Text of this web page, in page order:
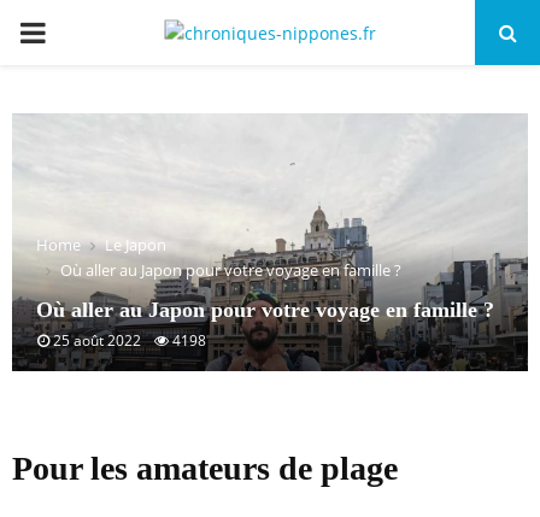
PRIMARY
Home
Le Japon
Où aller au Japon pour votre voyage en famille ?
Où aller au Japon pour votre voyage en famille ?
25 août 2022 4198
Pour les amateurs de plage